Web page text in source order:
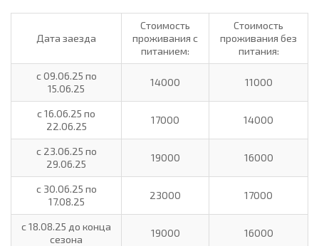
Дата заезда
Стоимость
проживания с
питанием:
Стоимость
проживания без
питания:
с 09.06.25 по
15.06.25
14000 11000
с 16.06.25 по
22.06.25
17000 14000
с 23.06.25 по
29.06.25
19000 16000
с 30.06.25 по
17.08.25
23000 17000
с 18.08.25 до конца
сезона
19000 16000